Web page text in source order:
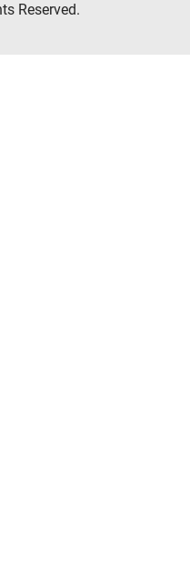
Reserved.